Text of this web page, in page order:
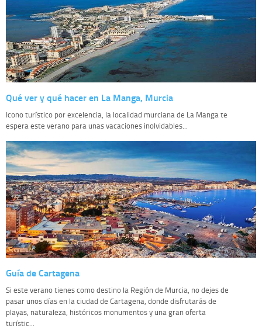
Qué ver y qué hacer en La Manga, Murcia
Icono turístico por excelencia, la localidad murciana de La Manga te
espera este verano para unas vacaciones inolvidables...
Guía de Cartagena
Si este verano tienes como destino la Región de Murcia, no dejes de
pasar unos días en la ciudad de Cartagena, donde disfrutarás de
playas, naturaleza, históricos monumentos y una gran oferta
turístic...